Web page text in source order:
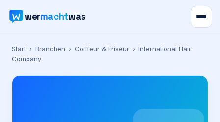
wermachtwas
Verzeichnis
Karte
Start › Branchen › Coiffeur & Friseur › International Hair
Company